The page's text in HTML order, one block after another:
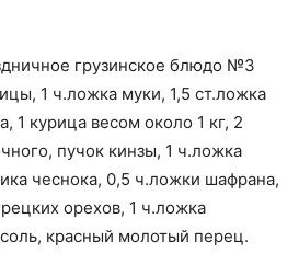
1 ч.ложка муки, 1,5 ст.ложка
1 курица весом около 1 кг, 2
пучок кинзы, 1 ч.ложка
чеснока, 0,5 ч.ложки шафрана,
орехов, 1 ч.ложка
красный молотый перец.